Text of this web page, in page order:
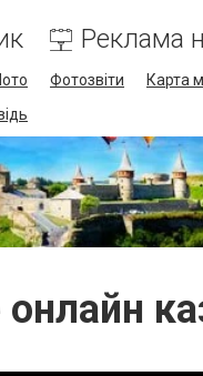
Реклама
Фотозвіти Карта
онлайн